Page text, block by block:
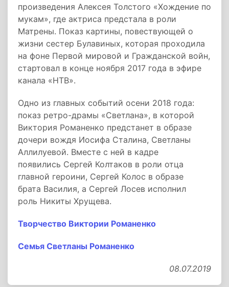
произведения Алексея Толстого «Хождение по
мукам», где актриса предстала в роли
Матрены. Показ картины, повествующей о
жизни сестер Булавиных, которая проходила
на фоне Первой мировой и Гражданской войн,
стартовал в конце ноября 2017 года в эфире
канала «НТВ».
Одно из главных событий осени 2018 года:
показ ретро-драмы «Светлана», в которой
Виктория Романенко предстанет в образе
дочери вождя Иосифа Сталина, Светланы
Аллилуевой. Вместе с ней в кадре
появились Сергей Колтаков в роли отца
главной героини, Сергей Колос в образе
брата Василия, а Сергей Лосев исполнил
роль Никиты Хрущева.
Творчество Виктории Романенко
Семья Светланы Романенко
08.07.2019